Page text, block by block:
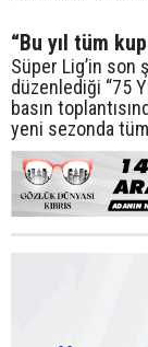
“Bu yıl tüm
Süper Lig’in son
düzenlediği “75
basın
yeni sezonda